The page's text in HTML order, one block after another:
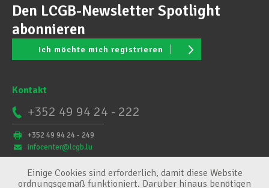
Den LCGB-Newsletter Spotlight
abonnieren
Ich möchte mich registrieren
Kontakt
+352 49 94 24 - 222
+352 49 94 24 - 249
infocenter@lcgb.lu
Einige Cookies sind erforderlich, damit diese Website
ordnungsgemäß funktioniert. Darüber hinaus benötigen